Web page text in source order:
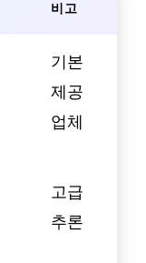
비고
기본
제공
업체
고급
추론